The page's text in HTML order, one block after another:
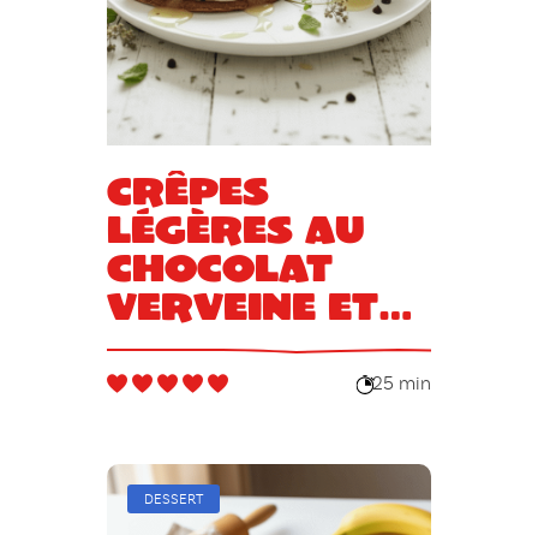
Crêpes
légères au
chocolat
verveine et
menthe
25 min
DESSERT